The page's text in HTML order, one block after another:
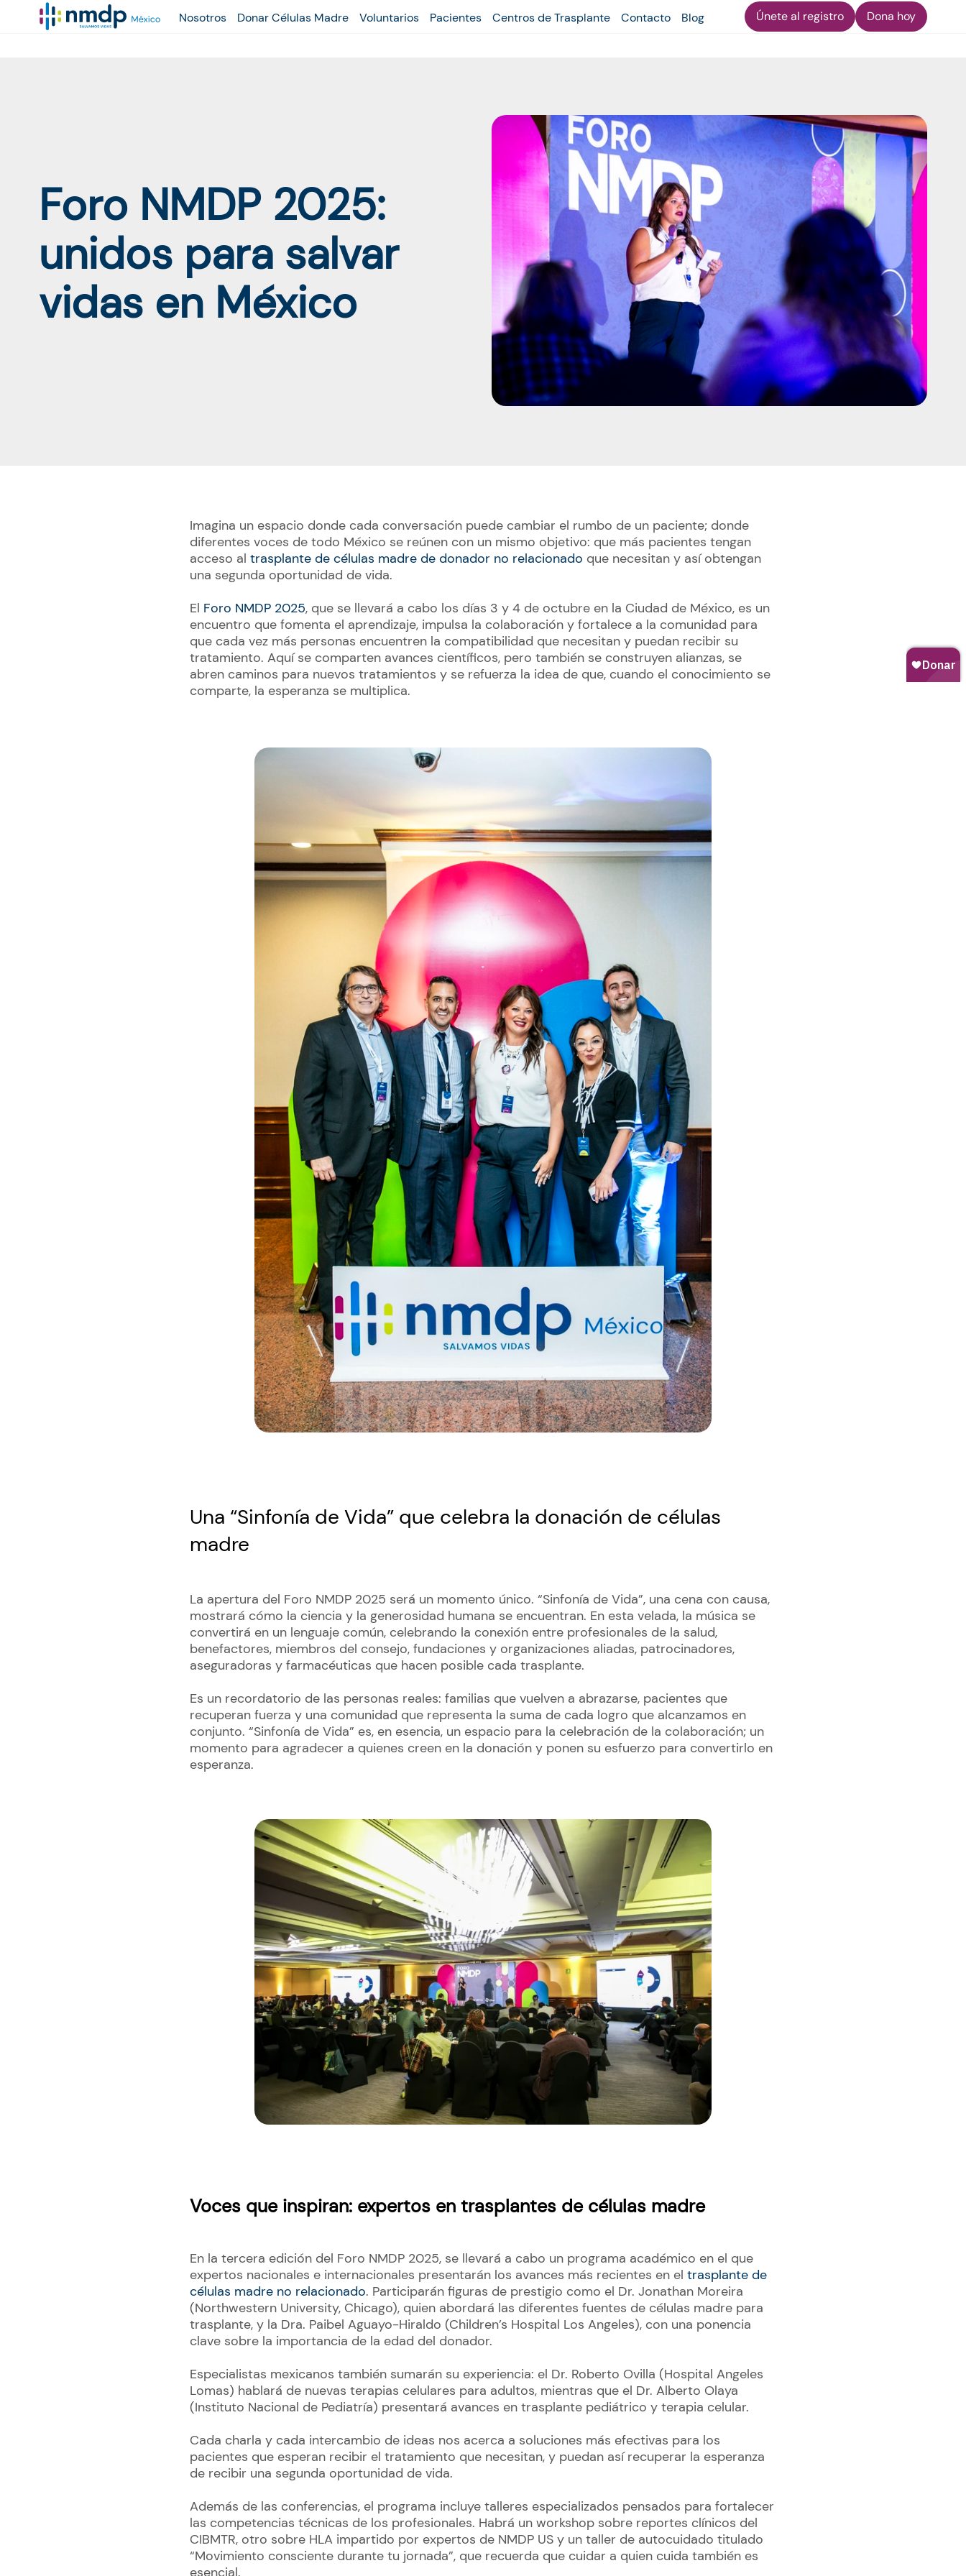
Nosotros Donar Células Madre Voluntarios Pacientes Centros de Trasplante Contacto Blog Únete al registro Dona hoy
Foro NMDP 2025:
unidos para salvar
vidas en México
Imagina un espacio donde cada conversación puede cambiar el rumbo de un paciente; donde
diferentes voces de todo México se reúnen con un mismo objetivo: que más pacientes tengan
acceso al trasplante de células madre de donador no relacionado que necesitan y así obtengan
una segunda oportunidad de vida.
El Foro NMDP 2025, que se llevará a cabo los días 3 y 4 de octubre en la Ciudad de México, es un
encuentro que fomenta el aprendizaje, impulsa la colaboración y fortalece a la comunidad para
que cada vez más personas encuentren la compatibilidad que necesitan y puedan recibir su
tratamiento. Aquí se comparten avances científicos, pero también se construyen alianzas, se
abren caminos para nuevos tratamientos y se refuerza la idea de que, cuando el conocimiento se
comparte, la esperanza se multiplica.
Una “Sinfonía de Vida” que celebra la donación de células
madre
La apertura del Foro NMDP 2025 será un momento único. “Sinfonía de Vida”, una cena con causa,
mostrará cómo la ciencia y la generosidad humana se encuentran. En esta velada, la música se
convertirá en un lenguaje común, celebrando la conexión entre profesionales de la salud,
benefactores, miembros del consejo, fundaciones y organizaciones aliadas, patrocinadores,
aseguradoras y farmacéuticas que hacen posible cada trasplante.
Es un recordatorio de las personas reales: familias que vuelven a abrazarse, pacientes que
recuperan fuerza y una comunidad que representa la suma de cada logro que alcanzamos en
conjunto. “Sinfonía de Vida” es, en esencia, un espacio para la celebración de la colaboración; un
momento para agradecer a quienes creen en la donación y ponen su esfuerzo para convertirlo en
esperanza.
Voces que inspiran: expertos en trasplantes de células madre
En la tercera edición del Foro NMDP 2025, se llevará a cabo un programa académico en el que
expertos nacionales e internacionales presentarán los avances más recientes en el trasplante de
células madre no relacionado. Participarán figuras de prestigio como el Dr. Jonathan Moreira
(Northwestern University, Chicago), quien abordará las diferentes fuentes de células madre para
trasplante, y la Dra. Paibel Aguayo-Hiraldo (Children’s Hospital Los Angeles), con una ponencia
clave sobre la importancia de la edad del donador.
Especialistas mexicanos también sumarán su experiencia: el Dr. Roberto Ovilla (Hospital Angeles
Lomas) hablará de nuevas terapias celulares para adultos, mientras que el Dr. Alberto Olaya
(Instituto Nacional de Pediatría) presentará avances en trasplante pediátrico y terapia celular.
Cada charla y cada intercambio de ideas nos acerca a soluciones más efectivas para los
pacientes que esperan recibir el tratamiento que necesitan, y puedan así recuperar la esperanza
de recibir una segunda oportunidad de vida.
Además de las conferencias, el programa incluye talleres especializados pensados para fortalecer
las competencias técnicas de los profesionales. Habrá un workshop sobre reportes clínicos del
CIBMTR, otro sobre HLA impartido por expertos de NMDP US y un taller de autocuidado titulado
“Movimiento consciente durante tu jornada”, que recuerda que cuidar a quien cuida también es
esencial.